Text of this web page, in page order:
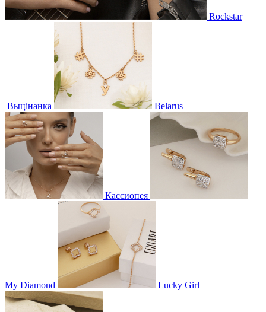
Rockstar
Выцінанка Belarus
Кассиопея
My Diamond Lucky Girl